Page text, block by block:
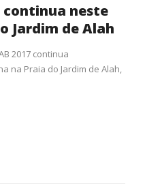
continua neste
Jardim de Alah
2017 continua
na Praia do Jardim de Alah,